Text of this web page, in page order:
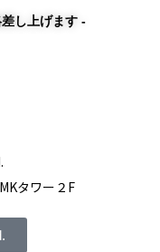
し上げます -
タワー２F